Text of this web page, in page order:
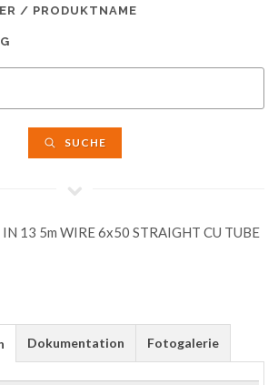
/ PRODUKTNAME
SUCHE
Dokumentation Fotogalerie